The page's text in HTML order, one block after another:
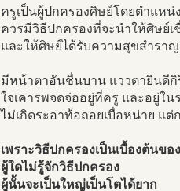
ครูเป็นผู้ปกครองศิษย์โดยตำแหน่
ควรมีวิธีปกครองที่จะนำให้ศิษย์เ
และให้ศิษย์ได้รับความสุขสำราญ
มีหน้าตาอันชื่นบาน แววตายินดีกิ
ใจเคารพจดจ่ออยู่ที่ครู และอยู่ใน
ไม่เกิดระอาท้อถอยเบื่อหน่าย แ
เพราะวิธีปกครองเป็นเบื้องต้นขอ
ผู้ใดไม่รู้จักวิธีปกครอง
ผู้นั้นจะเป็นใหญ่เป็นโตได้ยาก